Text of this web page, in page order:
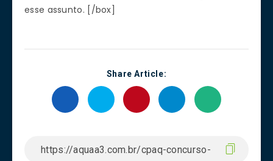
esse assunto. [/box]
Share Article: